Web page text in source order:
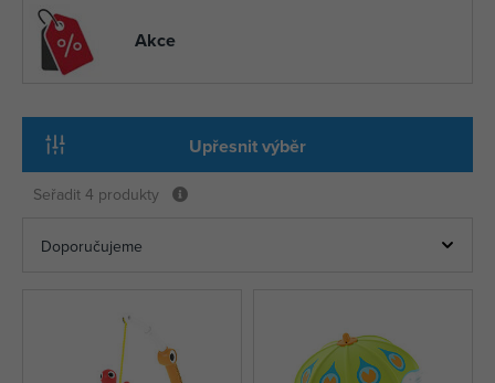
Akce
Upřesnit výběr
Seřadit 4 produkty